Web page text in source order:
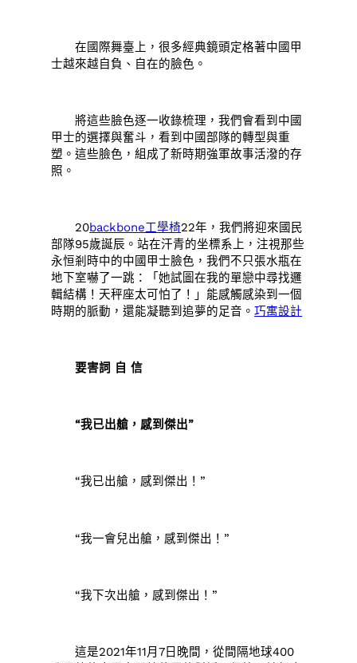
在國際舞臺上，很多經典鏡頭定格著中國甲
士越來越自負、自在的臉色。
將這些臉色逐一收錄梳理，我們會看到中國
甲士的選擇與奮斗，看到中國部隊的轉型與重
塑。這些臉色，組成了新時期強軍故事活潑的存
照。
20backbone工學椅22年，我們將迎來國民
部隊95歲誕辰。站在汗青的坐標系上，注視那些
永恒剎時中的中國甲士臉色，我們不只張水瓶在
地下室嚇了一跳：「她試圖在我的單戀中尋找邏
輯結構！天秤座太可怕了！」能感觸感染到一個
時期的脈動，還能凝聽到追夢的足音。巧寓設計
要害詞 自 信
“我已出艙，感到傑出”
“我已出艙，感到傑出！”
“我一會兒出艙，感到傑出！”
“我下次出艙，感到傑出！”
這是2021年11月7日晚間，從間隔地球400